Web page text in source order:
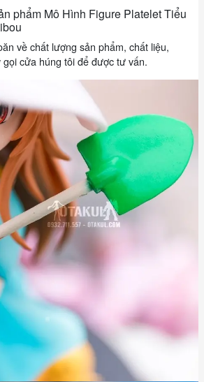
phẩm Mô Hình Figure Platelet Tiểu
về chất lượng sản phẩm, chất liệu,
cửa húng tôi để được tư vấn.